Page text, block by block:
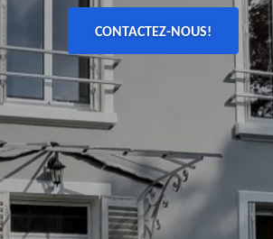
CONTACTEZ-NOUS!